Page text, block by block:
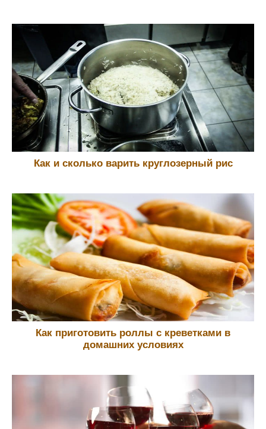
Как и сколько варить круглозерный рис
Как приготовить роллы с креветками в
домашних условиях